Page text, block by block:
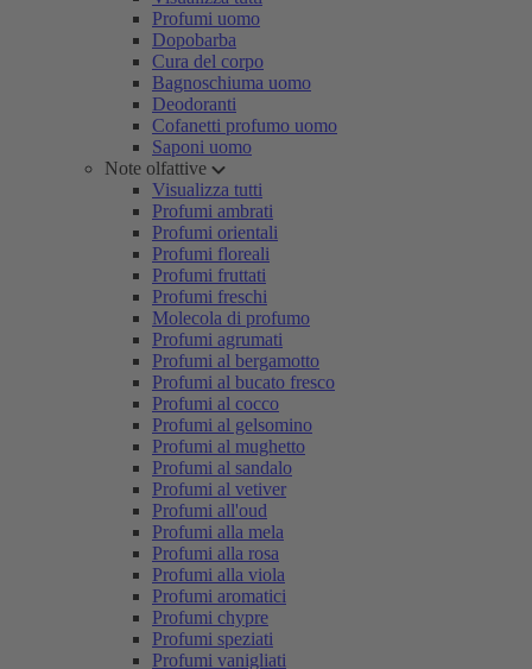
Profumi uomo
Dopobarba
Cura del corpo
Bagnoschiuma uomo
Deodoranti
Cofanetti profumo uomo
Saponi uomo
Note olfattive
Visualizza tutti
Profumi ambrati
Profumi orientali
Profumi floreali
Profumi fruttati
Profumi freschi
Molecola di profumo
Profumi agrumati
Profumi al bergamotto
Profumi al bucato fresco
Profumi al cocco
Profumi al gelsomino
Profumi al mughetto
Profumi al sandalo
Profumi al vetiver
Profumi all'oud
Profumi alla mela
Profumi alla rosa
Profumi alla viola
Profumi aromatici
Profumi chypre
Profumi speziati
Profumi vanigliati